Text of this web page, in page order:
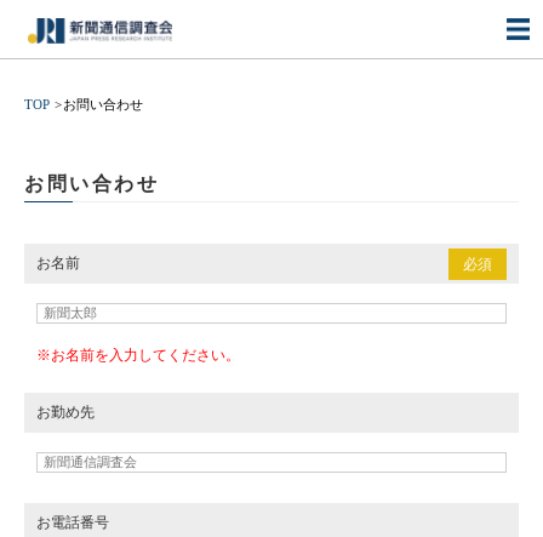
TOP お問い合わせ
お問い合わせ
お名前 必須
※お名前を入力してください。
お勤め先
お電話番号